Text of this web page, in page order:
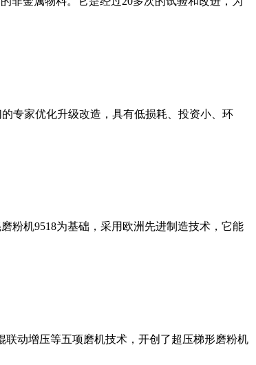
专家优化升级改造，具有低损耗、投资小、环
粉机9518为基础，采用欧洲先进制造技术，它能
动增压等五项磨机技术，开创了超压梯形磨粉机